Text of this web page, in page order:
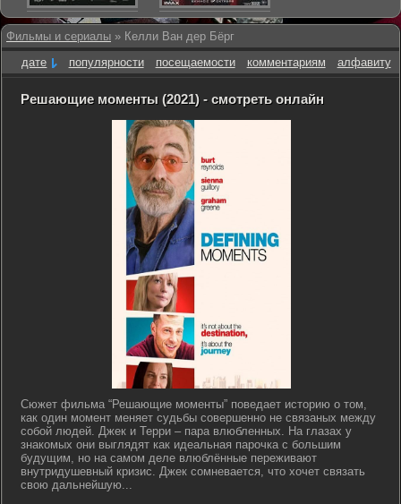
Фильмы и сериалы » Келли Ван дер Бёрг
дате
популярности посещаемости комментариям алфавиту
Решающие моменты (2021) - смотреть онлайн
Сюжет фильма “Решающие моменты” поведает историю о том,
как один момент меняет судьбы совершенно не связаных между
собой людей. Джек и Терри – пара влюбленных. На глазах у
знакомых они выглядят как идеальная парочка с большим
будущим, но на самом деле влюблённые переживают
внутридушевный кризис. Джек сомневается, что хочет связать
свою дальнейшую...